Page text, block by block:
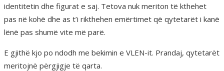
identitetin dhe figurat e saj. Tetova nuk meriton të kthehet
pas në kohë dhe as t’i rikthehen emërtimet që qytetarët i kanë
lënë pas shumë vite më parë.
E gjithë kjo po ndodh me bekimin e VLEN-it. Prandaj, qytetarët
meritojnë përgjigje të qarta.